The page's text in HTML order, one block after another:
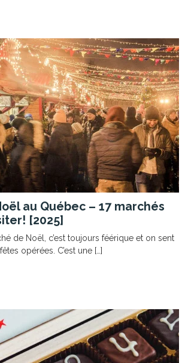
au Québec – 17 marchés
[2025]
de Noël, c’est toujours féérique et on sent
opérées. C’est une […]